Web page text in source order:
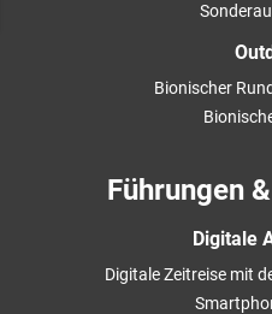
Bionischer
Führungen
Digitale
Digitale Zeitreise mit